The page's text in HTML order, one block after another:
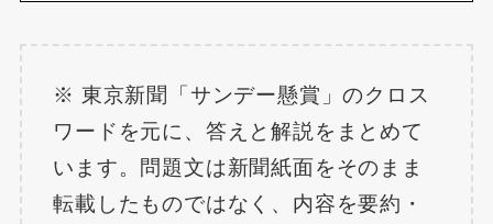
※ 東京新聞「サンデー懸賞」のクロス
ワードを元に、答えと解説をまとめて
います。問題文は新聞紙面をそのまま
転載したものではなく、内容を要約・